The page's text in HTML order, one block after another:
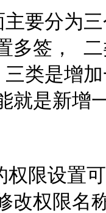
要分为
多签，
类是增
就是新
限设置
改权限